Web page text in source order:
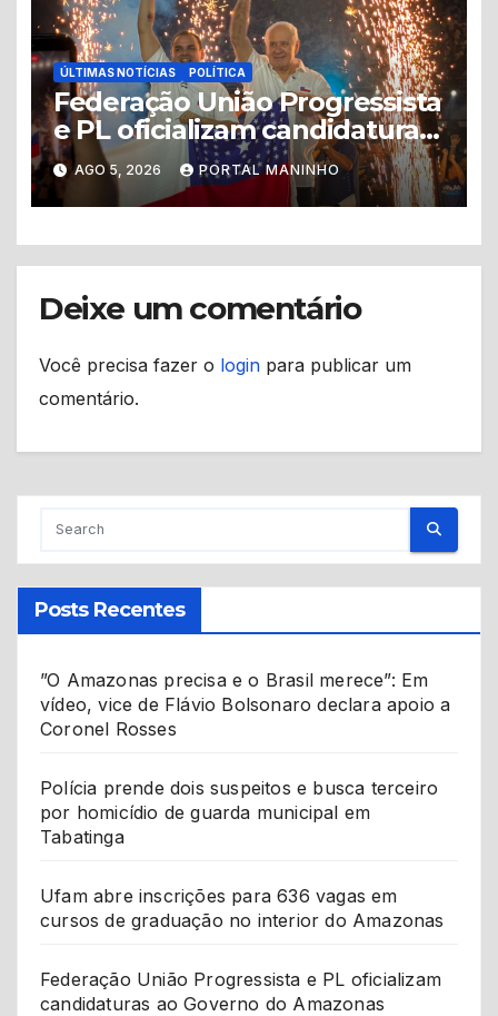
ÚLTIMAS NOTÍCIAS POLÍTICA
Federação União Progressista
e PL oficializam candidaturas
ao Governo do Amazonas
AGO 5, 2026 PORTAL MANINHO
Deixe um comentário
Você precisa fazer o login para publicar um
comentário.
Posts Recentes
”O Amazonas precisa e o Brasil merece”: Em
vídeo, vice de Flávio Bolsonaro declara apoio a
Coronel Rosses
Polícia prende dois suspeitos e busca terceiro
por homicídio de guarda municipal em
Tabatinga
Ufam abre inscrições para 636 vagas em
cursos de graduação no interior do Amazonas
Federação União Progressista e PL oficializam
candidaturas ao Governo do Amazonas